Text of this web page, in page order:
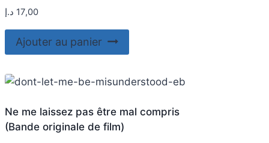
17,00 د.إ
Ajouter au panier
Ne me laissez pas être mal compris
(Bande originale de film)